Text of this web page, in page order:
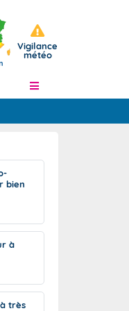
Vigilance
météo
à J+7
à l'échelle
bien
à
très